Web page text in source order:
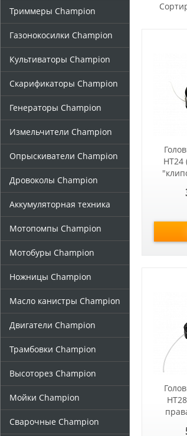
Триммеры Champion
Газонокосилки Champion
Культиваторы Champion
Скарификаторы Champion
Генераторы Champion
Измельчители Champion
Опрыскиватели Champion
Дровоколы Champion
Аккумуляторная техника
Мотопомпы Champion
Мотобуры Champion
Ножницы Champion
Масло канистры Champion
Двигатели Champion
Трамбовки Champion
Высоторез Champion
Мойки Champion
Сварочные Champion
HT24